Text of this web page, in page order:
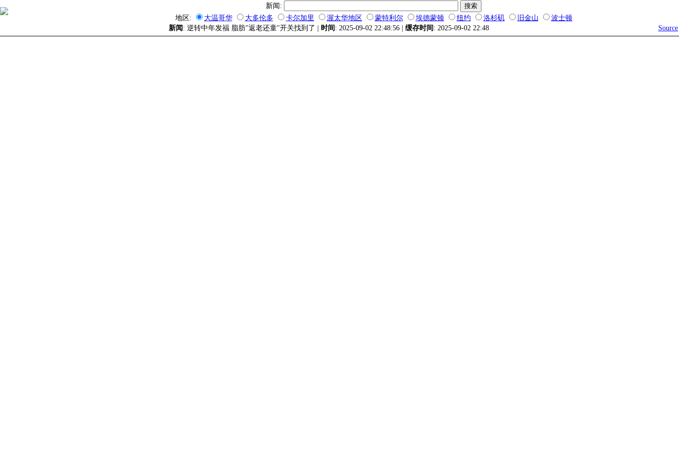
新闻:
地区:
大温哥华 大多伦多 卡尔加里 渥太华地区 蒙特利尔 埃德蒙顿 纽约 洛杉矶 旧金山
波士顿
新闻 : 逆转中年发福 脂肪"返老还童"开关找到了 | 时间 : 2025-09-02 22:48:56 | 缓存时间 : 2025-09-02 22:48 Source